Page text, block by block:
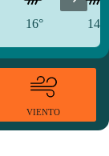
16° 14°
VIENTO